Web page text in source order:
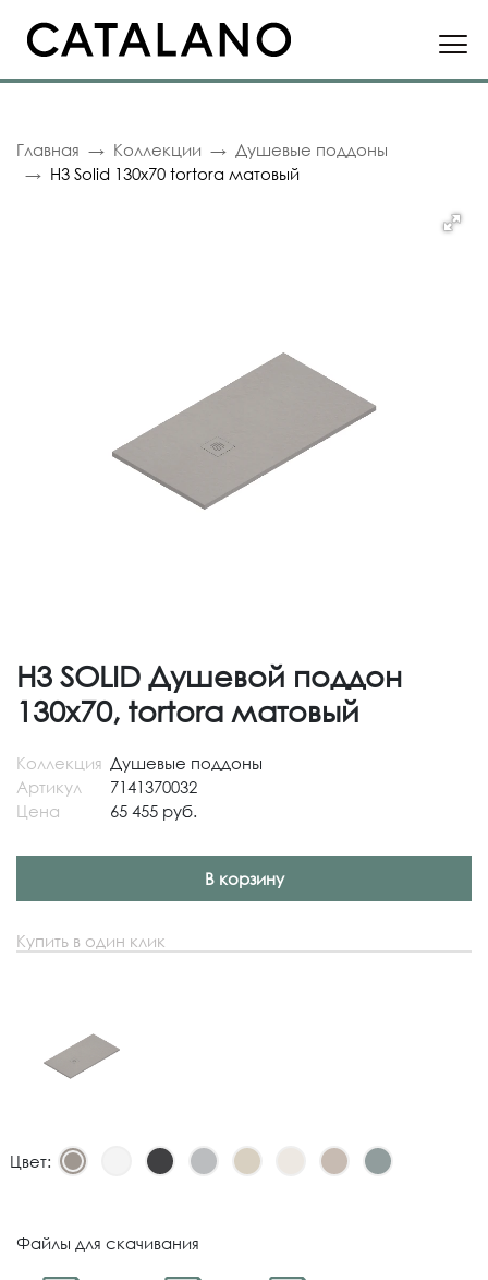
Главная Коллекции
Душевые поддоны
H3 Solid 130x70 tortora матовый
H3 SOLID Душевой поддон
130x70, tortora матовый
Коллекция Душевые поддоны
Артикул
7141370032
Цена
65 455 руб.
В корзину
Купить в один клик
Цвет:
Файлы для скачивания